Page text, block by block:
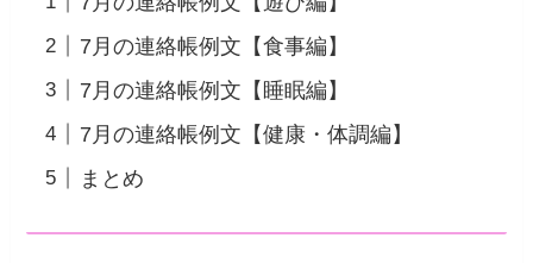
7月の連絡帳例文【食事編】
7月の連絡帳例文【睡眠編】
7月の連絡帳例文【健康・体調編】
まとめ